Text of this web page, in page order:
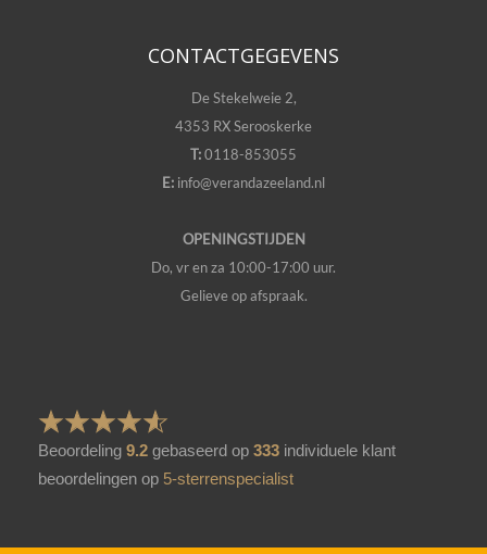
CONTACTGEGEVENS
De Stekelweie 2,
4353 RX Serooskerke
T:0118-853055
E: info@verandazeeland.nl
OPENINGSTIJDEN
Do, vr en za 10:00-17:00 uur.
Gelieve op afspraak.
Beoordeling 9.2 gebaseerd op 333 individuele klant
beoordelingen op 5-sterrenspecialist